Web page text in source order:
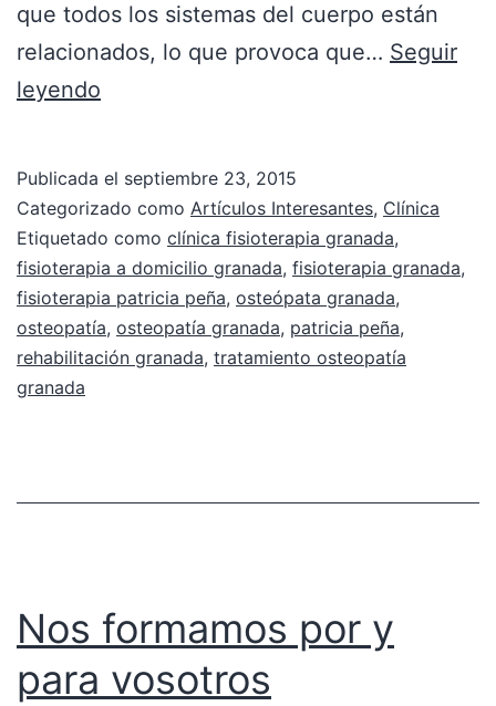
que todos los sistemas del cuerpo están
relacionados, lo que provoca que… Seguir
leyendo
Publicada el septiembre 23, 2015
Categorizado como Artículos Interesantes, Clínica
Etiquetado como clínica fisioterapia granada,
fisioterapia a domicilio granada, fisioterapia granada,
fisioterapia patricia peña, osteópata granada,
osteopatía, osteopatía granada, patricia peña,
rehabilitación granada, tratamiento osteopatía
granada
Nos formamos por y
para vosotros